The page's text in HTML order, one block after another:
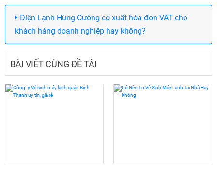
Điện Lạnh Hùng Cường có xuất hóa đơn VAT cho
khách hàng doanh nghiệp hay không?
BÀI VIẾT CÙNG ĐỀ TÀI